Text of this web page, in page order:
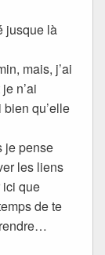
jusque là
mais, j’ai
n’ai
qu’elle
je pense
les liens
ici que
de te